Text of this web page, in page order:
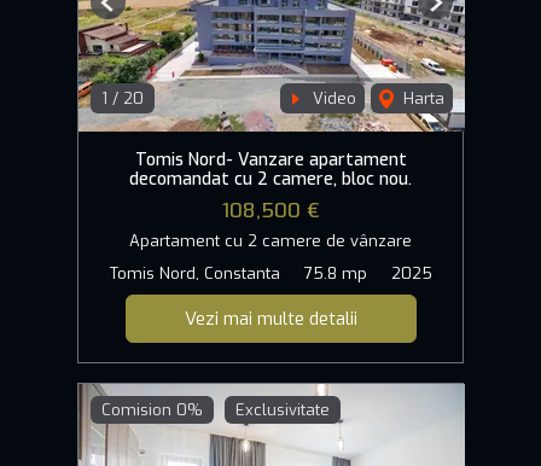
1 / 20 Video Harta
Previous Next
Tomis Nord- Vanzare apartament
decomandat cu 2 camere, bloc nou.
108,500 €
Apartament cu 2 camere de vânzare
Tomis Nord, Constanta
75.8 mp 2025
Vezi mai multe detalii
Comision 0% Exclusivitate